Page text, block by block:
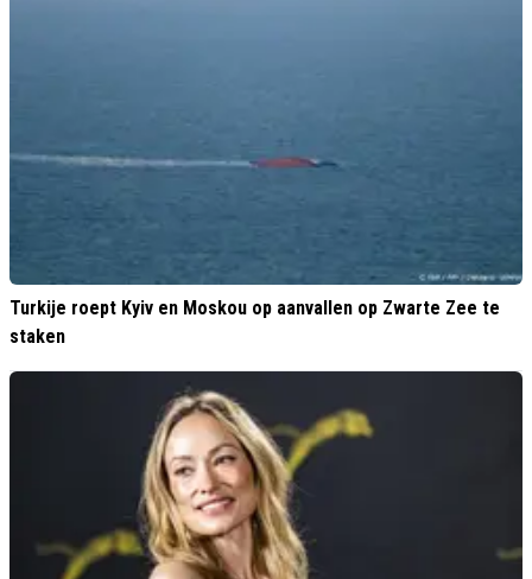
Turkije roept Kyiv en Moskou op aanvallen op Zwarte Zee te
staken